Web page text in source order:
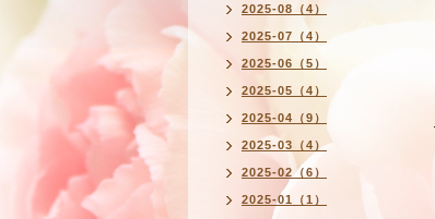
2025-08（4）
2025-07（4）
2025-06（5）
2025-05（4）
2025-04（9）
2025-03（4）
2025-02（6）
2025-01（1）